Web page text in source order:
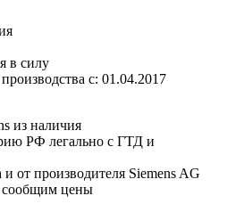
в силу
с: 01.04.2017
из наличия
РФ легально с ГТД и
и от производителя Siemens AG
цены